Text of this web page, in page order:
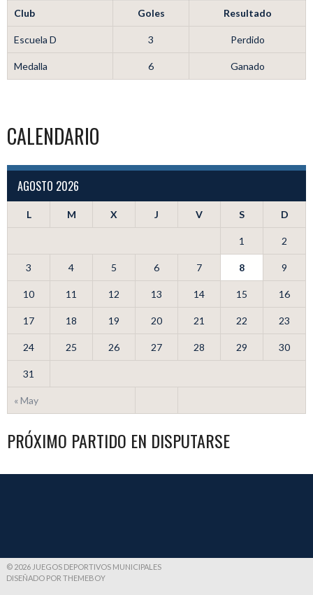
Club Goles Resultado
Escuela D 3 Perdido
Medalla 6 Ganado
CALENDARIO
AGOSTO 2026
L M X J V S D
« May
1 2
3 4 5 6 7 8 9
10 11 12 13 14 15 16
17 18 19 20 21 22 23
24 25 26 27 28 29 30
31
PRÓXIMO PARTIDO EN DISPUTARSE
© 2026 JUEGOS DEPORTIVOS MUNICIPALES
DISEÑADO POR THEMEBOY